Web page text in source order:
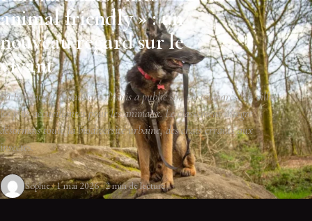
animal friendly » : un
nouveau regard sur le
vivant
La Fondation 30 millions d'Amis a publié son 11e palmarès des villes
les plus accueillantes pour les animaux. Le classement intègre
désormais toute la biodiversité urbaine, des chats errants aux
insectes.
Sophie 1 mai 2026 2 min de lecture